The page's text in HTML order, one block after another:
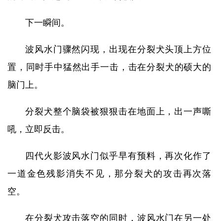
下一瞬间。
波风水门骤然闪现，出现在分裂犬头顶上方位
置，同时手中猛然出手一击，击在分裂犬的硕大的
脑门上。
分裂犬整个脑袋被狠狠击在地面上，出一声嘶
吼，立即反击。
四代火影波风水门似乎早有预料，再次化作了
一道金色残影消失不见，那分裂犬的攻击再次落
空。
在分裂犬攻击落空的同时，波风水门在另一处